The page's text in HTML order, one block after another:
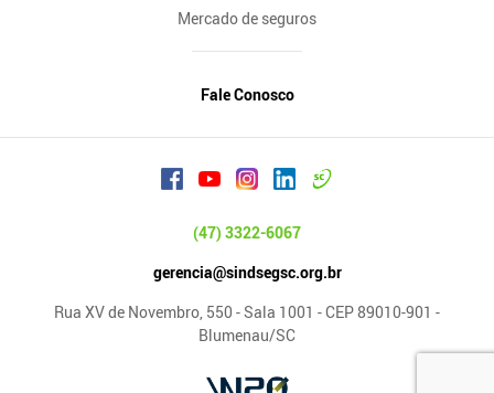
Mercado de seguros
Fale Conosco
(47) 3322-6067
gerencia@sindsegsc.org.br
Rua XV de Novembro, 550 - Sala 1001 - CEP 89010-901 -
Blumenau/SC